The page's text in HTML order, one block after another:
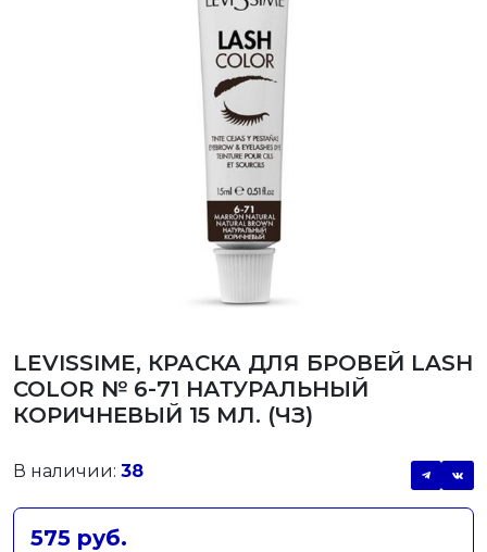
LEVISSIME, КРАСКА ДЛЯ БРОВЕЙ LASH
COLOR № 6-71 НАТУРАЛЬНЫЙ
КОРИЧНЕВЫЙ 15 МЛ. (ЧЗ)
В наличии: 38
575 руб.